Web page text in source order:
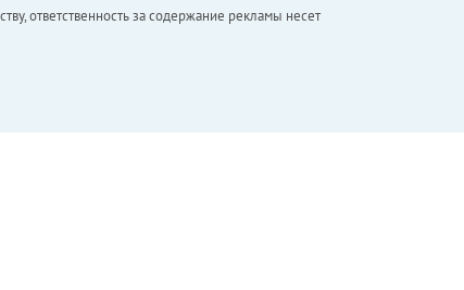
ответственность за содержание рекламы несет